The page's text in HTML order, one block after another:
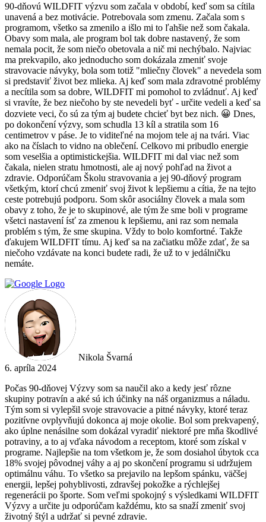
90-dňovú WILDFIT výzvu som začala v období, keď som sa cítila
unavená a bez motivácie. Potrebovala som zmenu. Začala som s
programom, všetko sa zmenilo a išlo mi to ľahšie než som čakala.
Obavy som mala, ale program bol tak dobre nastavený, že som
nemala pocit, že som niečo obetovala a nič mi nechýbalo. Najviac
ma prekvapilo, ako jednoducho som dokázala zmeniť svoje
stravovacie návyky, bola som totiž "mliečny človek" a nevedela som
si predstaviť život bez mlieka. Aj keď som mala zdravotné problémy
a necítila som sa dobre, WILDFIT mi pomohol to zvládnuť. Aj keď
si vravíte, že bez niečoho by ste nevedeli byť - určite vedeli a keď sa
dozviete veci, čo sú za tým aj budete chcieť byt bez nich. 😀 Dnes,
po dokončení výzvy, som schudla 13 kíl a stratila som 16
centimetrov v páse. Je to viditeľné na mojom tele aj na tvári. Viac
ako na číslach to vidno na oblečení. Celkovo mi pribudlo energie
som veselšia a optimistickejšia. WILDFIT mi dal viac než som
čakala, nielen stratu hmotnosti, ale aj nový pohľad na život a
zdravie. Odporúčam Školu stravovania a jej 90-dňový program
všetkým, ktorí chcú zmeniť svoj život k lepšiemu a cítia, že na tejto
ceste potrebujú podporu. Som skôr asociálny človek a mala som
obavy z toho, že je to skupinové, ale tým že sme boli v programe
všetci nastavení ísť za zmenou k lepšiemu, ani raz som nemala
problém s tým, že sme skupina. Vždy to bolo komfortné. Takže
ďakujem WILDFIT tímu. Aj keď sa na začiatku môže zdať, že sa
niečoho vzdávate na konci budete radi, že už to v jedálničku
nemáte.
Nikola Švarná
6. apríla 2024
Počas 90-dňovej Výzvy som sa naučil ako a kedy jesť rôzne
skupiny potravín a aké sú ich účinky na náš organizmus a náladu.
Tým som si vylepšil svoje stravovacie a pitné návyky, ktoré teraz
pozitívne ovplyvňujú dokonca aj moje okolie. Bol som prekvapený,
ako úplne nenásilne som dokázal vyradiť niektoré pre mňa škodlivé
potraviny, a to aj vďaka návodom a receptom, ktoré som získal v
programe. Najlepšie na tom všetkom je, že som dosiahol úbytok cca
18% svojej pôvodnej váhy a aj po skončení programu si udržujem
optimálnu váhu. To všetko sa prejavilo na lepšom spánku, väčšej
energii, lepšej pohyblivosti, zdravšej pokožke a rýchlejšej
regenerácii po športe. Som veľmi spokojný s výsledkami WILDFIT
Výzvy a určite ju odporúčam každému, kto sa snaží zmeniť svoj
životný štýl a udržať si pevné zdravie.